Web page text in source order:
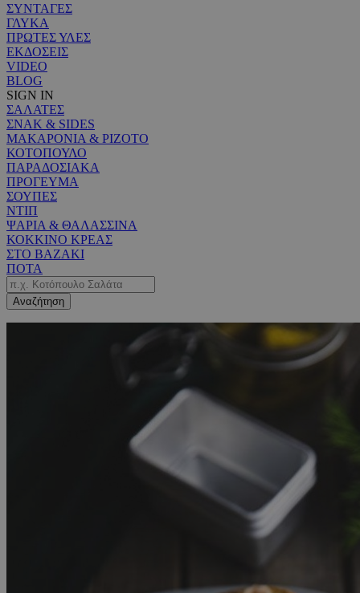
ΣΥΝΤΑΓΕΣ
ΓΛΥΚΑ
ΠΡΩΤΕΣ ΥΛΕΣ
ΕΚΔΟΣΕΙΣ
VIDEO
BLOG
SIGN IN
ΣΑΛΑΤΕΣ
ΣΝΑΚ & SIDES
ΜΑΚΑΡΟΝΙΑ & ΡΙΖΟΤΟ
ΚΟΤΟΠΟΥΛΟ
ΠΑΡΑΔΟΣΙΑΚΑ
ΠΡΟΓΕΥΜΑ
ΣΟΥΠΕΣ
ΝΤΙΠ
ΨΑΡΙΑ & ΘΑΛΑΣΣΙΝΑ
ΚΟΚΚΙΝΟ ΚΡΕΑΣ
ΣΤΟ ΒΑΖΑΚΙ
ΠΟΤΑ
Αναζήτηση